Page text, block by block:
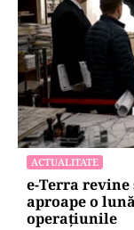
ACTUALITATE
e-Terra
aproape o
operațiunile